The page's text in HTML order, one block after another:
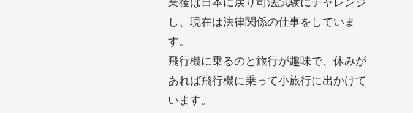
し、現在は法律関係の仕事をしていま
す。
飛行機に乗るのと旅行が趣味で、休みが
あれば飛行機に乗って小旅行に出かけて
います。